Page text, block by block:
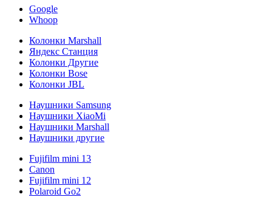
Google
Whoop
Колонки Marshall
Яндекс Станция
Колонки Другие
Колонки Bose
Колонки JBL
Наушники Samsung
Наушники XiaoMi
Наушники Marshall
Наушники другие
Fujifilm mini 13
Canon
Fujifilm mini 12
Polaroid Go2